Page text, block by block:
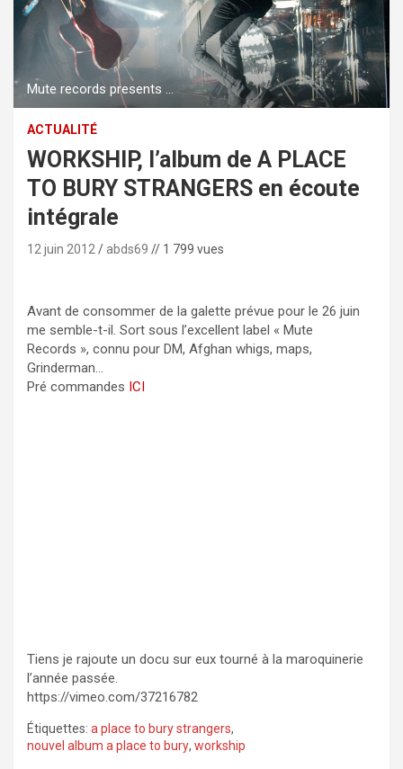
Mute records presents ...
ACTUALITÉ
WORKSHIP, l’album de A PLACE
TO BURY STRANGERS en écoute
intégrale
12 juin 2012 abds69 // 1 799 vues
Avant de consommer de la galette prévue pour le 26 juin
me semble-t-il. Sort sous l’excellent label « Mute
Records », connu pour DM, Afghan whigs, maps,
Grinderman…
Pré commandes ICI
Tiens je rajoute un docu sur eux tourné à la maroquinerie
l’année passée.
https://vimeo.com/37216782
Étiquettes: a place to bury strangers,
nouvel album a place to bury, workship